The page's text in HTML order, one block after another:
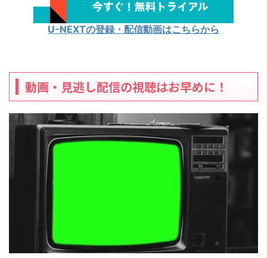
U-NEXTの登録・配信動画はこちらから
動画・見逃し配信の視聴はお早めに！